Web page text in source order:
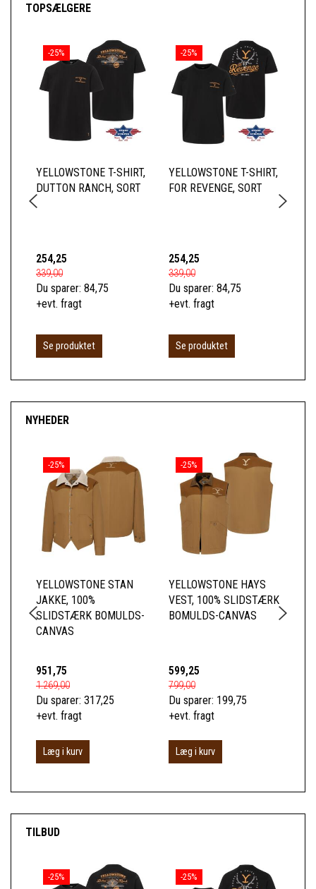
TOPSÆLGERE
-25%
YELLOWSTONE T-SHIRT,
DUTTON RANCH, SORT
254,25
339,00
Du sparer: 84,75
+evt. fragt
Se produktet
-25%
YELLOWSTONE T-SHIRT,
FOR REVENGE, SORT
254,25
339,00
Du sparer: 84,75
+evt. fragt
Se produktet
NYHEDER
-25%
YELLOWSTONE STAN
JAKKE, 100%
SLIDSTÆRK BOMULDS-
CANVAS
951,75
1.269,00
Du sparer: 317,25
+evt. fragt
Læg i kurv
-25%
YELLOWSTONE HAYS
VEST, 100% SLIDSTÆRK
BOMULDS-CANVAS
599,25
799,00
Du sparer: 199,75
+evt. fragt
Læg i kurv
TILBUD
-25% -25%